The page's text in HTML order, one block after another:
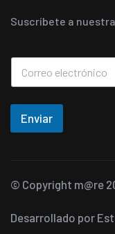
Suscríbete a
Enviar
© Copyright m@re
Desarrollado por